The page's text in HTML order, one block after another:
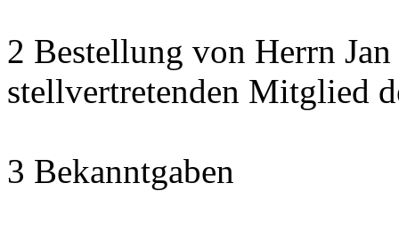
2 Bestellung von Herrn
stellvertretenden Mitglied
3 Bekanntgaben